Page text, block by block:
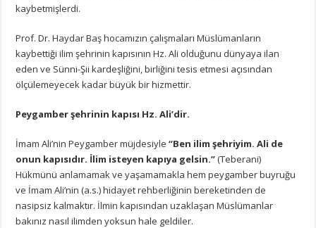
kaybetmişlerdi.
Prof. Dr. Haydar Baş hocamızın çalışmaları Müslümanların
kaybettiği ilim şehrinin kapısının Hz. Ali olduğunu dünyaya ilan
eden ve Sünni-Şii kardeşliğini, birliğini tesis etmesi açısından
ölçülemeyecek kadar büyük bir hizmettir.
Peygamber şehrinin kapısı Hz. Ali’dir.
İmam Ali’nin Peygamber müjdesiyle“Ben ilim şehriyim. Ali de
onun kapısıdır. İlim isteyen kapıya gelsin.”(Teberani)
Hükmünü anlamamak ve yaşamamakla hem peygamber buyruğu
ve İmam Ali’nin (a.s.) hidayet rehberliğinin bereketinden de
nasipsiz kalmaktır. İlmin kapısından uzaklaşan Müslümanlar
bakınız nasıl ilimden yoksun hale geldiler.